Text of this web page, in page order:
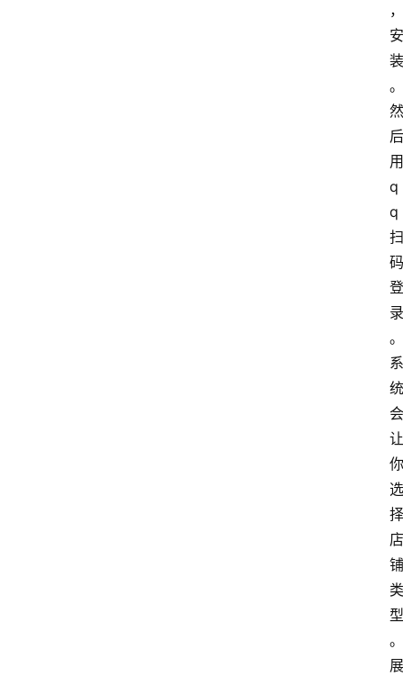
，
安
装
。
然
后
用
q
q
扫
码
登
录
。
系
统
会
让
你
选
择
店
铺
类
型
。
展